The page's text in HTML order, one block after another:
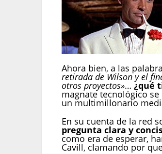
Ahora bien, a las
retirada de Wilson y el
otros proyectos»… ¿qué
magnate tecnológico
un multimillonario
En su cuenta de la red
pregunta clara y
como era de esperar,
Cavill, clamando por